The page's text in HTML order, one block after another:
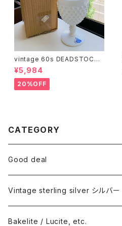
vintage 60s DEADSTOCK
Fenton ミルクガラスゴブレット
（箱付き）
¥5,984
20%OFF
CATEGORY
Good deal
Vintage sterling silver シルバー
ネックレス
Bakelite / Lucite, etc.